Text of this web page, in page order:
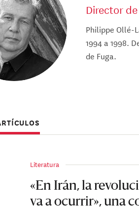
Director
Philippe Ollé-
1994 a 1998.
de Fuga.
Literatura
«En Irán, la
va a ocurrir», una